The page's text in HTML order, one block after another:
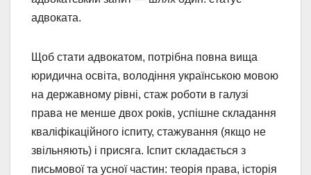
адвоката.
Щоб стати адвокатом, потрібна повна вища
юридична освіта, володіння українською мовою
на державному рівні, стаж роботи в галузі
права не менше двох років, успішне складання
кваліфікаційного іспиту, стажування (якщо не
звільняють) і присяга. Іспит складається з
письмової та усної частин: теорія права, історія